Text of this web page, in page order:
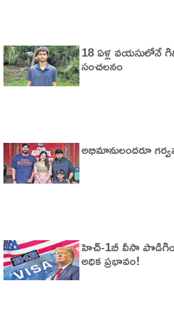
18 ఏళ్ల వయసులోనే
సంచలనం
అభిమానులందరూ
హెచ్‌-1బీ వీసా
అధిక ప్రభావం!